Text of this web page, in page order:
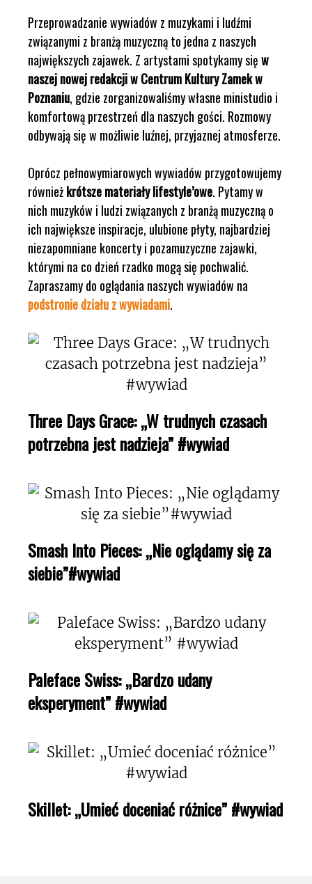
Przeprowadzanie wywiadów z muzykami i ludźmi
związanymi z branżą muzyczną to jedna z naszych
największych zajawek. Z artystami spotykamy sięw
naszej nowej redakcji w Centrum Kultury Zamek w
Poznaniu, gdzie zorganizowaliśmy własne ministudio i
komfortową przestrzeń dla naszych gości. Rozmowy
odbywają się w możliwie luźnej, przyjaznej atmosferze.
Oprócz pełnowymiarowych wywiadów przygotowujemy
równieżkrótsze materiały lifestyle’owe. Pytamy w
nich muzyków i ludzi związanych z branżą muzyczną o
ich największe inspiracje, ulubione płyty, najbardziej
niezapomniane koncerty i pozamuzyczne zajawki,
którymi na co dzień rzadko mogą się pochwalić.
Zapraszamy do oglądania naszych wywiadów na
podstronie działu z wywiadami.
Three Days Grace: „W trudnych czasach
potrzebna jest nadzieja” #wywiad
Smash Into Pieces: „Nie oglądamy się za
siebie”#wywiad
Paleface Swiss: „Bardzo udany
eksperyment” #wywiad
Skillet: „Umieć doceniać różnice” #wywiad